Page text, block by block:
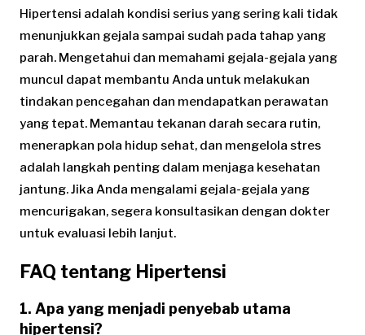
Hipertensi adalah kondisi serius yang sering kali tidak
menunjukkan gejala sampai sudah pada tahap yang
parah. Mengetahui dan memahami gejala-gejala yang
muncul dapat membantu Anda untuk melakukan
tindakan pencegahan dan mendapatkan perawatan
yang tepat. Memantau tekanan darah secara rutin,
menerapkan pola hidup sehat, dan mengelola stres
adalah langkah penting dalam menjaga kesehatan
jantung. Jika Anda mengalami gejala-gejala yang
mencurigakan, segera konsultasikan dengan dokter
untuk evaluasi lebih lanjut.
FAQ tentang Hipertensi
1. Apa yang menjadi penyebab utama
hipertensi?